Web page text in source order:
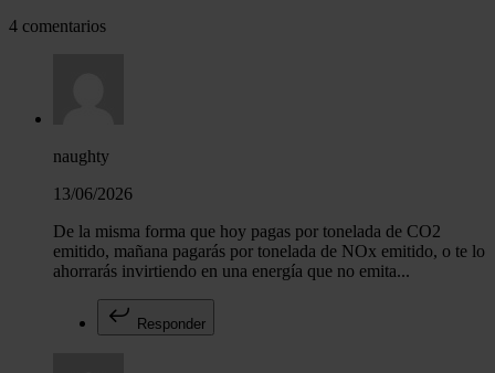
4 comentarios
naughty
13/06/2026
De la misma forma que hoy pagas por tonelada de CO2
emitido, mañana pagarás por tonelada de NOx emitido, o te lo
ahorrarás invirtiendo en una energía que no emita...
Responder